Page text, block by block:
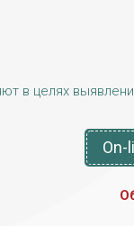
в целях
On-